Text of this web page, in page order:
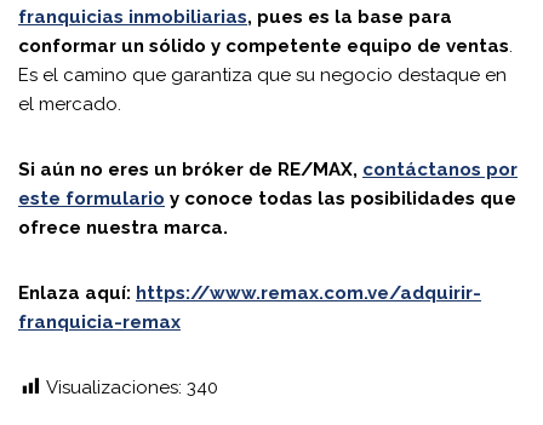
franquicias inmobiliarias, pues es la base para
conformar un sólido y competente equipo de ventas.
Es el camino que garantiza que su negocio destaque en
el mercado.
Si aún no eres un bróker de RE/MAX, contáctanos por
este formulario y conoce todas las posibilidades que
ofrece nuestra marca.
Enlaza aquí: https://www.remax.com.ve/adquirir-
franquicia-remax
Visualizaciones: 340